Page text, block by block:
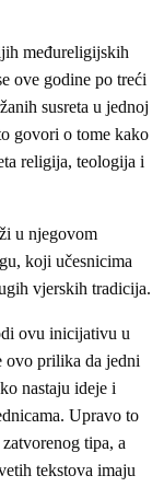
međureligijskih
ove godine po treći
susreta u jednoj
govori o tome kako
religija, teologija i
u njegovom
koji učesnicima
vjerskih tradicija.
ovu inicijativu u
ovo prilika da jedni
nastaju ideje i
Upravo to
tipa, a
tekstova imaju